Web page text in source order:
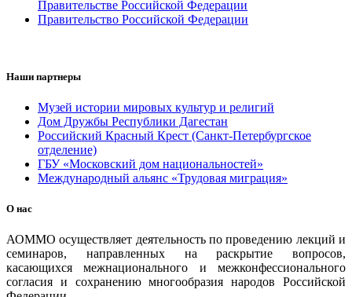
Правительстве Российской Федерации
Правительство Российской Федерации
Наши партнеры
Музей истории мировых культур и религий
Дом Дружбы Республики Дагестан
Российский Красный Крест (Санкт-Петербургское
отделение)
ГБУ «Московский дом национальностей»
Международный альянс «Трудовая миграция»
О нас
АОММО осуществляет деятельность по проведению лекций и
семинаров, направленных на раскрытие вопросов,
касающихся межнационального и межконфессионального
согласия и сохранению многообразия народов Российской